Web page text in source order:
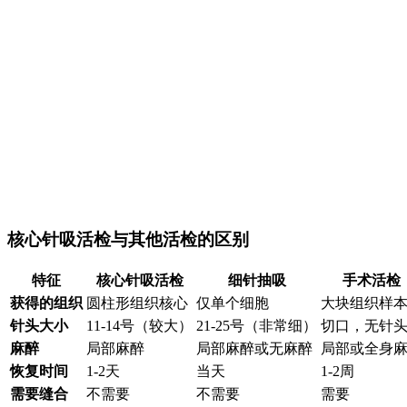
核心针吸活检与其他活检的区别
特征 核心针吸活检 细针抽吸
手术活检
获得的组织 圆柱形组织核心 仅单个细胞
大块组织样本
针头大小
11-14号（较大） 21-25号（非常细）
切口，无针头
麻醉
局部麻醉 局部麻醉或无麻醉
局部或全身
恢复时间
1-2天 当天
1-2周
需要缝合
不需要 不需要
需要